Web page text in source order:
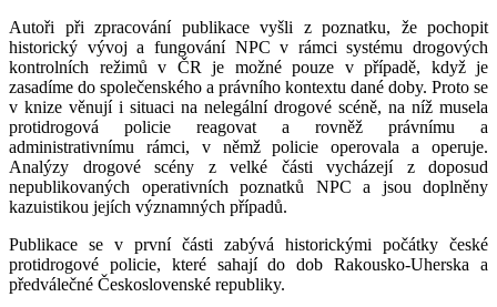
Autoři při zpracování publikace vyšli z poznatku, že pochopit
historický vývoj a fungování NPC v rámci systému drogových
kontrolních režimů v ČR je možné pouze v případě, když je
zasadíme do společenského a právního kontextu dané doby. Proto se
v knize věnují i situaci na nelegální drogové scéně, na níž musela
protidrogová policie reagovat a rovněž právnímu a
administrativnímu rámci, v němž policie operovala a operuje.
Analýzy drogové scény z velké části vycházejí z doposud
nepublikovaných operativních poznatků NPC a jsou doplněny
kazuistikou jejích významných případů.
Publikace se v první části zabývá historickými počátky české
protidrogové policie, které sahají do dob Rakousko-Uherska a
předválečné Československé republiky.